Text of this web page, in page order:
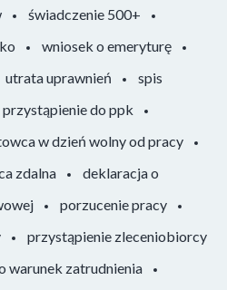
świadczenie 500+
wniosek o emeryturę
utrata uprawnień
spis
do ppk
w dzień wolny od pracy
zdalna
deklaracja o
porzucenie pracy
przystąpienie zleceniobiorcy
warunek zatrudnienia